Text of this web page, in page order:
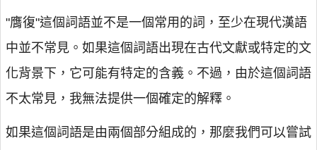
"膺復"這個詞語並不是一個常用的詞，至少在現代漢語
中並不常見。如果這個詞語出現在古代文獻或特定的文
化背景下，它可能有特定的含義。不過，由於這個詞語
不太常見，我無法提供一個確定的解釋。
如果這個詞語是由兩個部分組成的，那麼我們可以嘗試